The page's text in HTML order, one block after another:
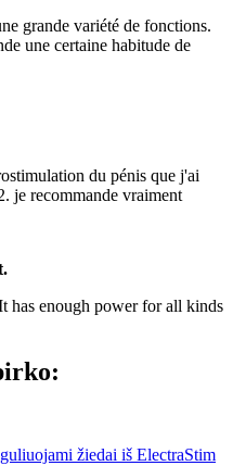
grande variété de fonctions.
une certaine habitude de
du pénis que j'ai
je recommande vraiment
has enough power for all kinds